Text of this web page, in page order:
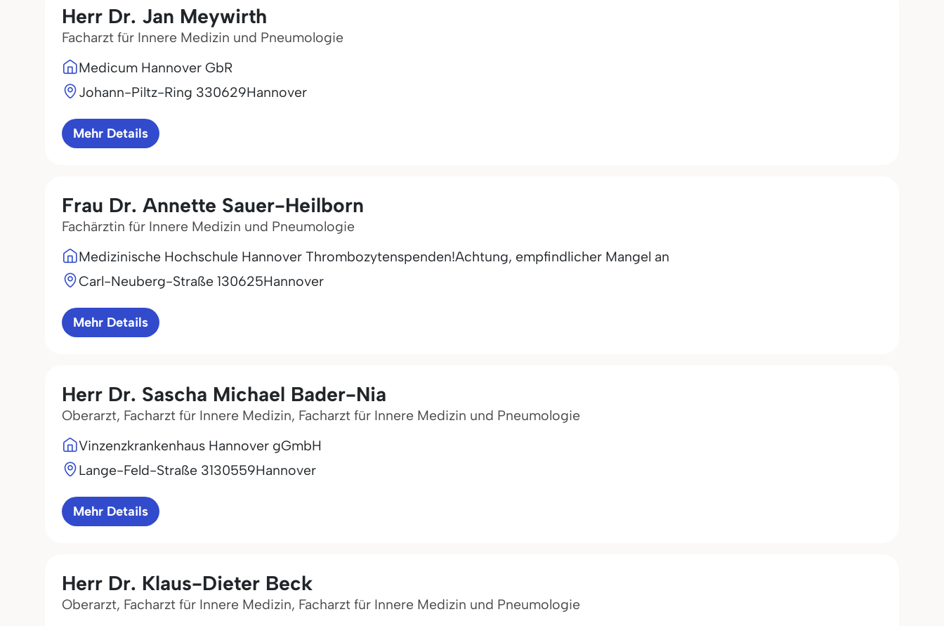
Herr Dr. Jan Meywirth
Facharzt für Innere Medizin und Pneumologie
Medicum Hannover GbR
Johann-Piltz-Ring 330629Hannover
Mehr Details
Frau Dr. Annette Sauer-Heilborn
Fachärztin für Innere Medizin und Pneumologie
Medizinische Hochschule Hannover Thrombozytenspenden!Achtung, empfindlicher Mangel an
Carl-Neuberg-Straße 130625Hannover
Mehr Details
Herr Dr. Sascha Michael Bader-Nia
Oberarzt, Facharzt für Innere Medizin, Facharzt für Innere Medizin und Pneumologie
Vinzenzkrankenhaus Hannover gGmbH
Lange-Feld-Straße 3130559Hannover
Mehr Details
Herr Dr. Klaus-Dieter Beck
Oberarzt, Facharzt für Innere Medizin, Facharzt für Innere Medizin und Pneumologie